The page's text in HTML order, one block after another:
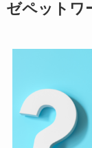
ゼペットワ